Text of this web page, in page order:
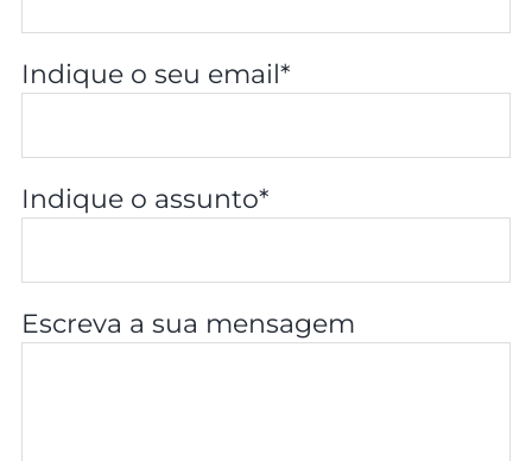
Indique o seu email*
Indique o assunto*
Escreva a sua mensagem